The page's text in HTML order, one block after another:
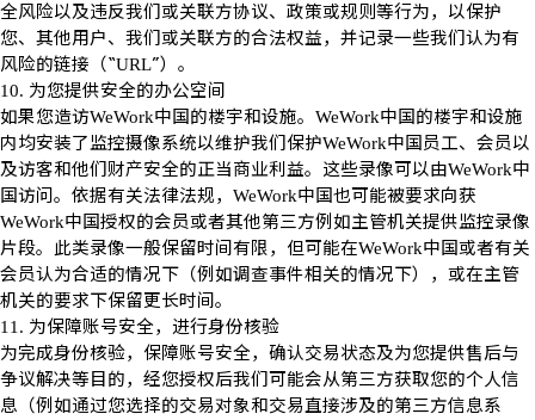
全风险以及违反我们或关联方协议、政策或规则等行为，以保护
您、其他用户、我们或关联方的合法权益，并记录一些我们认为有
风险的链接（“URL”）。
10. 为您提供安全的办公空间
如果您造访WeWork中国的楼宇和设施。 WeWork中国的楼宇和设施
内均安装了监控摄像系统以维护我们保护WeWork中国员工、会员以
及访客和他们财产安全的正当商业利益。这些录像可以由WeWork中
国访问。依据有关法律法规， WeWork中国也可能被要求向获
WeWork中国授权的会员或者其他第三方例如主管机关提供监控录像
片段。此类录像一般保留时间有限，但可能在WeWork中国或者有关
会员认为合适的情况下（例如调查事件相关的情况下），或在主管
机关的要求下保留更长时间。
11. 为保障账号安全，进行身份核验
为完成身份核验，保障账号安全，确认交易状态及为您提供售后与
争议解决等目的，经您授权后我们可能会从第三方获取您的个人信
息（例如通过您选择的交易对象和交易直接涉及的第三方信息系